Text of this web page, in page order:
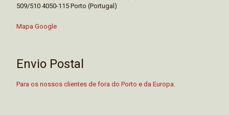
509/510 4050-115 Porto (Portugal)
Mapa Google
Envio Postal
Para os nossos clientes de fora do Porto e da Europa.